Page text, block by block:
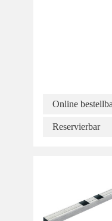
Online
Reservierbar